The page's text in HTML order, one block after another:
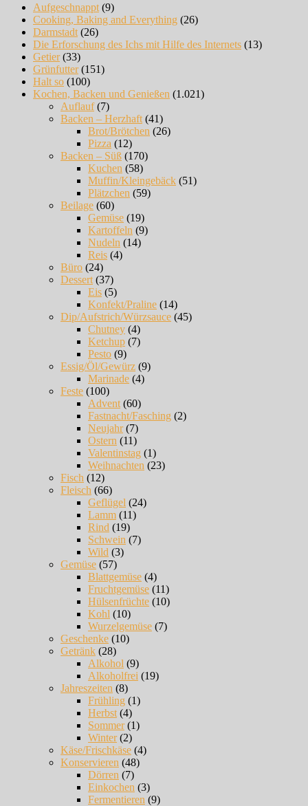
Aufgeschnappt (9)
Cooking, Baking and Everything (26)
Darmstadt (26)
Die Erforschung des Ichs mit Hilfe des Internets (13)
Getier(33)
Grünfutter(151)
Halt so (100)
Kochen, Backen und Genießen (1.021)
Auflauf(7)
Backen – Herzhaft (41)
Brot/Brötchen (26)
Pizza (12)
Backen – Süß (170)
Kuchen (58)
Muffin/Kleingebäck (51)
Plätzchen (59)
Beilage (60)
Gemüse (19)
Kartoffeln (9)
Nudeln (14)
Reis (4)
Büro (24)
Dessert (37)
Eis (5)
Konfekt/Praline (14)
Dip/Aufstrich/Würzsauce (45)
Chutney (4)
Ketchup (7)
Pesto (9)
Essig/Öl/Gewürz (9)
Marinade (4)
Feste (100)
Advent (60)
Fastnacht/Fasching (2)
Neujahr(7)
Ostern (11)
Valentinstag (1)
Weihnachten (23)
Fisch (12)
Fleisch (66)
Geflügel (24)
Lamm (11)
Rind (19)
Schwein (7)
Wild (3)
Gemüse (57)
Blattgemüse (4)
Fruchtgemüse (11)
Hülsenfrüchte (10)
Kohl (10)
Wurzelgemüse (7)
Geschenke (10)
Getränk (28)
Alkohol (9)
Alkoholfrei (19)
Jahreszeiten (8)
Frühling (1)
Herbst (4)
Sommer(1)
Winter(2)
Käse/Frischkäse (4)
Konservieren (48)
Dörren (7)
Einkochen (3)
Fermentieren (9)